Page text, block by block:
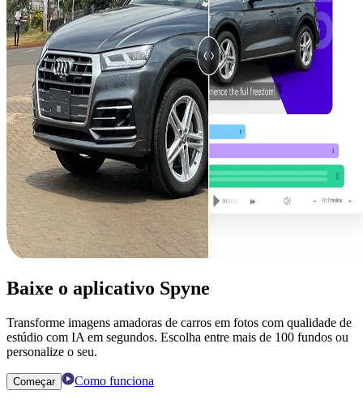
Baixe o aplicativo Spyne
Transforme imagens amadoras de carros em fotos com qualidade de
estúdio com IA em segundos. Escolha entre mais de 100 fundos ou
personalize o seu.
Começar Como funciona